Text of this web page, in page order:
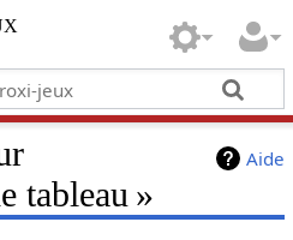
Aide
tableau »